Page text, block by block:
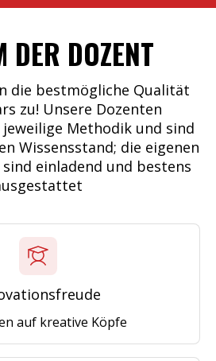
DER DOZENT
die bestmögliche Qualität
zu! Unsere Dozenten
Methodik und sind
Wissensstand; die eigenen
einladend und bestens
auf kreative Köpfe